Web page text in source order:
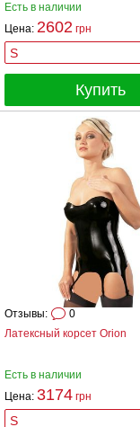
Есть в наличии
Цена: 2602 грн
Купить
Латексный корсет Orion
Отзывы: 0
Есть в наличии
Цена: 3174 грн